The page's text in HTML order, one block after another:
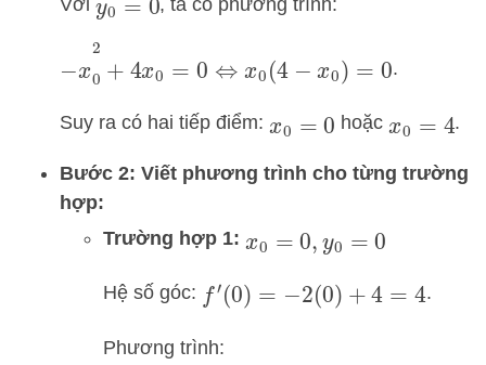
y0 =0
02 4x ⇔ −x .
Suy ra có hai tiếp điểm: x0 =0 hoặc x0 =4 .
Bước 2: Viết phương trình cho từng trường
hợp:
Trường hợp 1: x0 =0 ,y 0= 0
Hệ số góc: f′(0)= −2 (0)+4=4 .
Phương trình: